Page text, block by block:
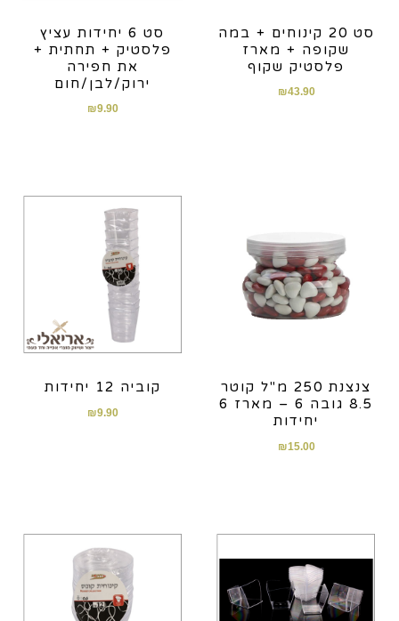
סט 20 קינוחים + במה
שקופה + מארז
פלסטיק שקוף
₪43.90
סט 6 יחידות עציץ
פלסטיק + תחתית +
את חפירה
ירוק/לבן/חום
₪9.90
צנצנת 250 מ"ל קוטר
8.5 גובה 6 – מארז 6
יחידות
₪15.00
קוביה 12 יחידות
₪9.90